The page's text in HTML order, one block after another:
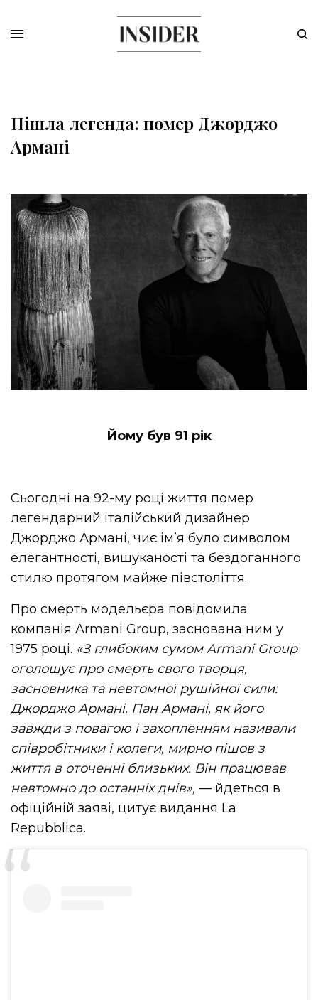
Пішла легенда: помер Джорджо
Армані
Йому був 91 рік
Сьогодні на 92-му році життя помер
легендарний італійський дизайнер
Джорджо Армані, чиє ім’я було символом
елегантності, вишуканості та бездоганного
стилю протягом майже півстоліття.
Про смерть модельєра повідомила
компанія Armani Group, заснована ним у
1975 році. «З глибоким сумом Armani Group
оголошує про смерть свого творця,
засновника та невтомної рушійної сили:
Джорджо Армані. Пан Армані, як його
завжди з повагою і захопленням називали
співробітники іколеги, мирно пішов з
життя в оточенні близьких. Він працював
невтомно до останніх днів», — йдеться в
офіційній заяві, цитує видання La
Repubblica.